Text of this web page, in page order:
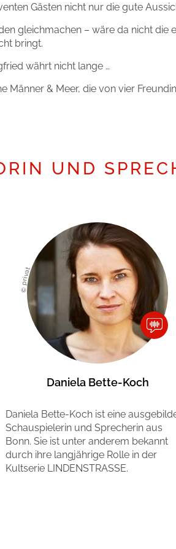
Gästen nicht nur die gute
gleichmachen – wäre da nicht die
bringt.
währt nicht lange …
Männer & Meer, die von vier
UND
© privat
Daniela Bette-Koch
Daniela Bette-Koch ist eine
Schauspielerin und Sprecherin aus
Bonn. Sie ist unter anderem bekannt
durch ihre langjährige Rolle in der
Kultserie LINDENSTRASSE.